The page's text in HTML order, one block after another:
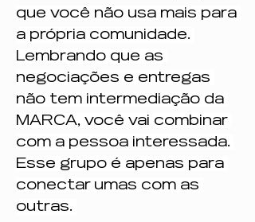
que você não usa mais para
a própria comunidade.
Lembrando que as
negociações e entregas
não tem intermediação da
MARCA, você vai combinar
com a pessoa interessada.
Esse grupo é apenas para
conectar umas com as
outras.